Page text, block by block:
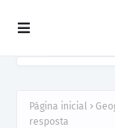
Página inicial
resposta